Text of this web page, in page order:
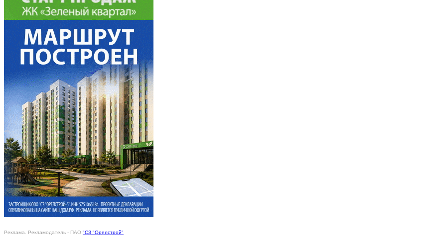
Реклама. Рекламодатель - ПАО "СЗ "Орелстрой"